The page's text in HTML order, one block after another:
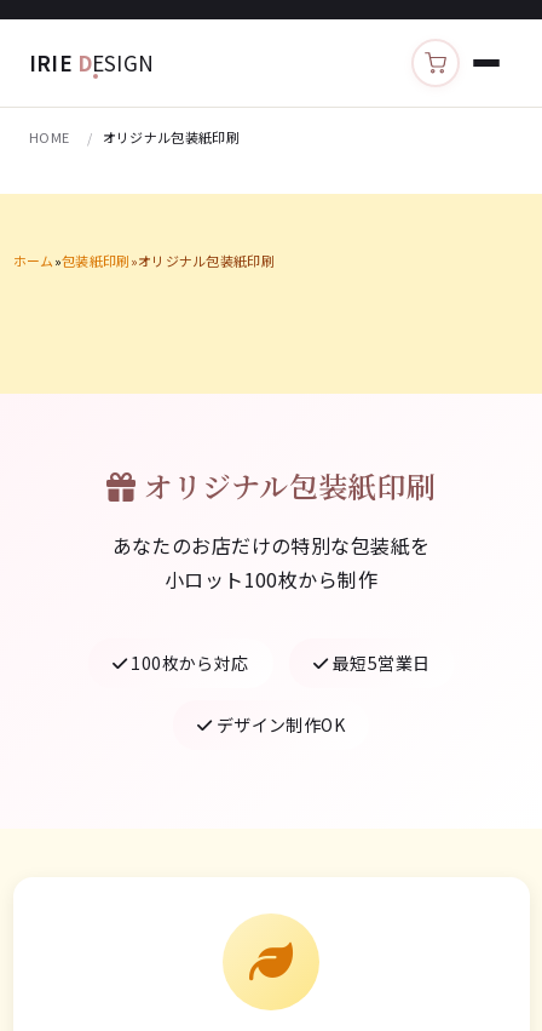
IRIE DESIGN カートを見る
HOME オリジナル包装紙印刷
ホーム 包装紙印刷 オリジナル包装紙印刷
オリジナル包装紙印刷
あなたのお店だけの特別な包装紙を
小ロット100枚から制作
100枚から対応 最短5営業日
デザイン制作OK